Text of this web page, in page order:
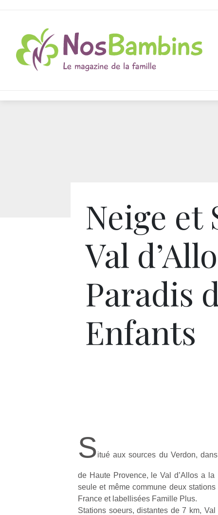
Neige et
Val
Paradis
Enfants
Situé aux sources du Verdon,
de Haute Provence, le Val d’Allos a la
seule et même commune deux
France et labellisées Famille Plus.
Stations soeurs, distantes de 7 km,